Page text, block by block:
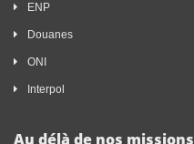
ENP
Douanes
ONI
Interpol
Au délà de nos missions